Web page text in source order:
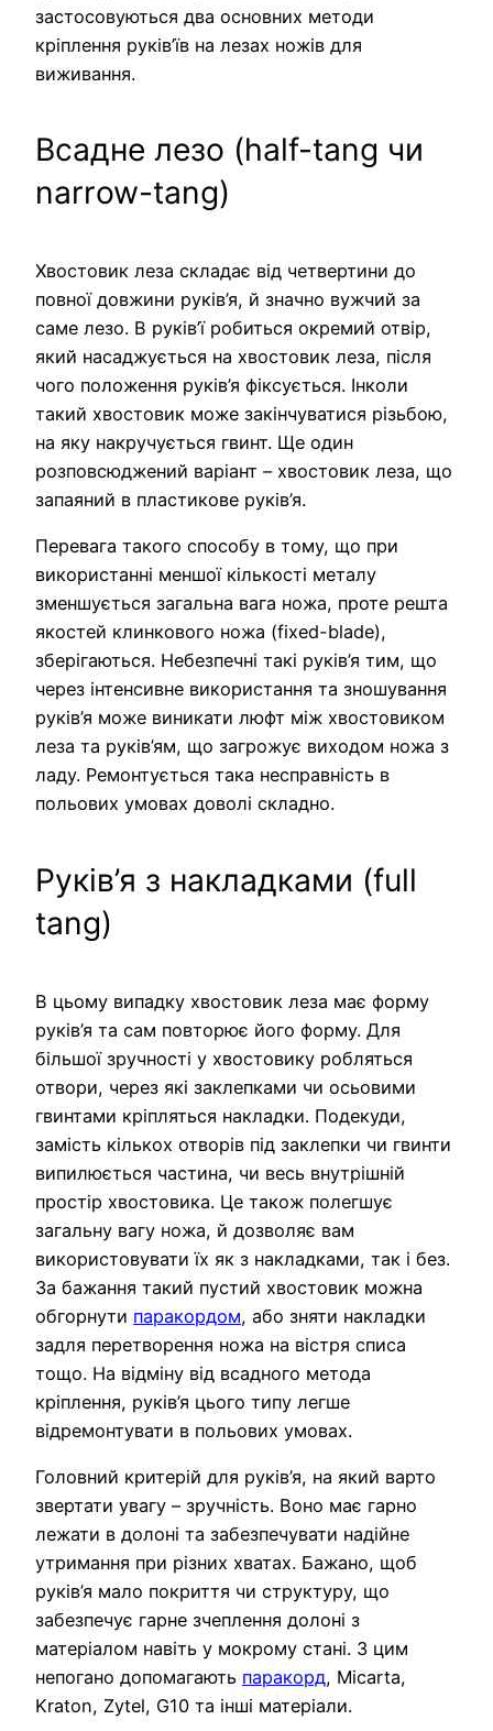
застосовуються два основних методи
кріплення руків’їв на лезах ножів для
виживання.
Всадне лезо (half-tang чи
narrow-tang)
Хвостовик леза складає від четвертини до
повної довжини руків’я, й значно вужчий за
саме лезо. В руків’ї робиться окремий отвір,
який насаджується на хвостовик леза, після
чого положення руків’я фіксується. Інколи
такий хвостовик може закінчуватися різьбою,
на яку накручується гвинт. Ще один
розповсюджений варіант – хвостовик леза, що
запаяний в пластикове руків’я.
Перевага такого способу в тому, що при
використанні меншої кількості металу
зменшується загальна вага ножа, проте решта
якостей клинкового ножа (fixed-blade),
зберігаються. Небезпечні такі руків’я тим, що
через інтенсивне використання та зношування
руків’я може виникати люфт між хвостовиком
леза та руків’ям, що загрожує виходом ножа з
ладу. Ремонтується така несправність в
польових умовах доволі складно.
Руків’я з накладками (full
tang)
В цьому випадку хвостовик леза має форму
руків’я та сам повторює його форму. Для
більшої зручності у хвостовику робляться
отвори, через які заклепками чи осьовими
гвинтами кріпляться накладки. Подекуди,
замість кількох отворів під заклепки чи гвинти
випилюється частина, чи весь внутрішній
простір хвостовика. Це також полегшує
загальну вагу ножа, й дозволяє вам
використовувати їх як з накладками, так і без.
За бажання такий пустий хвостовик можна
обгорнути паракордом, або зняти накладки
задля перетворення ножа на вістря списа
тощо. На відміну від всадного метода
кріплення, руків’я цього типу легше
відремонтувати в польових умовах.
Головний критерій для руків’я, на який варто
звертати увагу – зручність. Воно має гарно
лежати в долоні та забезпечувати надійне
утримання при різних хватах. Бажано, щоб
руків’я мало покриття чи структуру, що
забезпечує гарне зчеплення долоні з
матеріалом навіть у мокрому стані. З цим
непогано допомагають паракорд, Micarta,
Kraton, Zytel, G10 та інші матеріали.